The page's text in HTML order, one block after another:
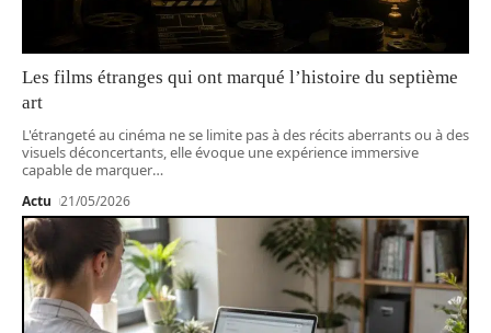
Les films étranges qui ont marqué l’histoire du septième
art
L'étrangeté au cinéma ne se limite pas à des récits aberrants ou à des
visuels déconcertants, elle évoque une expérience immersive
capable de marquer…
Actu 21/05/2026